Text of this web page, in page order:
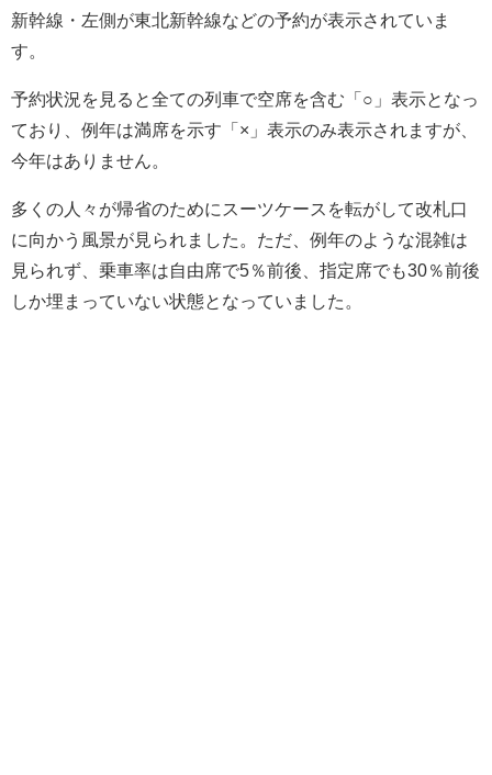
新幹線・左側が東北新幹線などの予約が表示されていま
す。
予約状況を見ると全ての列車で空席を含む「○」表示となっ
ており、例年は満席を示す「×」表示のみ表示されますが、
今年はありません。
多くの人々が帰省のためにスーツケースを転がして改札口
に向かう風景が見られました。ただ、例年のような混雑は
見られず、乗車率は自由席で5％前後、指定席でも30％前後
しか埋まっていない状態となっていました。